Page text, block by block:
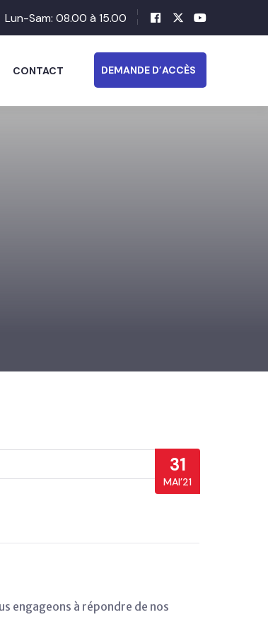
Lun-Sam: 08.00 à 15.00
CONTACT DEMANDE D’ACCÈS
31
MAI’21
engageons à répondre de nos